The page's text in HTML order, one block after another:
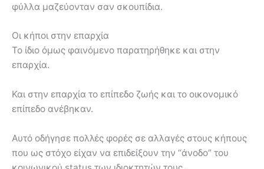
φύλλα μαζεύονταν σαν σκουπίδια.
Οι κήποι στην επαρχία
Το ίδιο όμως φαινόμενο παρατηρήθηκε και στην
επαρχία.
Και στην επαρχία το επίπεδο ζωής και το οικονομικό
επίπεδο ανέβηκαν.
Αυτό οδήγησε πολλές φορές σε αλλαγές στους κήπους
που ως στόχο είχαν να επιδείξουν την “άνοδο” του